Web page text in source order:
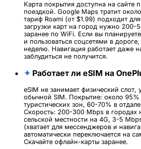
Карта покрытия доступна на сайте
поездкой. Google Maps тратит
тариф Roami (от $1.99) подходит
загрузки карт на город нужно 200-
заранее по WiFi. Если вы
и пользоваться соцсетями в
неделю. Навигация работает даже
заблудиться не получится.
✦ Работает ли eSIM на
eSIM не занимает физический слот,
обычной SIM. Покрытие: около 95%
туристических зон, 60-70% в
Скорость: 200-300 Mbps в городах
сельской местности на 4G, 3-5
(хватает для мессенджеров и
автоматически переключается на
Скачайте офлайн-карты заранее.